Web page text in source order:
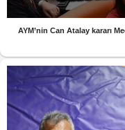
AYM’nin Can Atalay kararı